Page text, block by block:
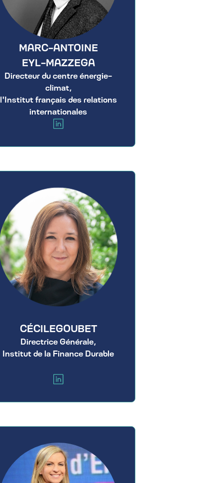
MARC-ANTOINE
EYL-MAZZEGA
Directeur du centre énergie-
climat,
l'Institut français des relations
internationales
CÉCILEGOUBET
Directrice Générale,
Institut de la Finance Durable